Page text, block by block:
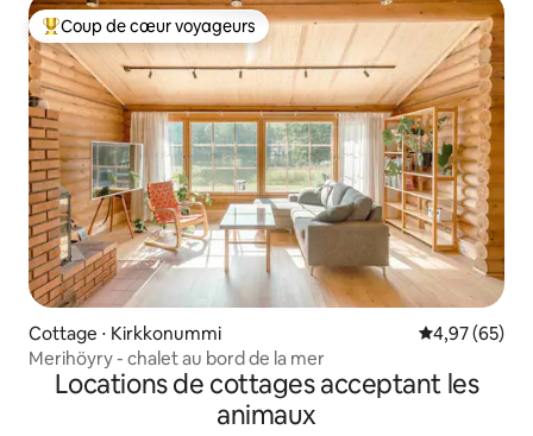
Coups de cœur voyageurs les plus appréciés
Coup de cœur voyageurs
Cottage ⋅ Kirkkonummi Évaluation
4,97 (65)
Merihöyry - chalet au bord de la mer
Locations de cottages acceptant les
animaux